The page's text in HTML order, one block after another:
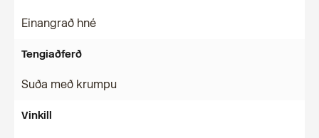
Einangrað hné
Tengiaðferð
Suða með krumpu
Vinkill